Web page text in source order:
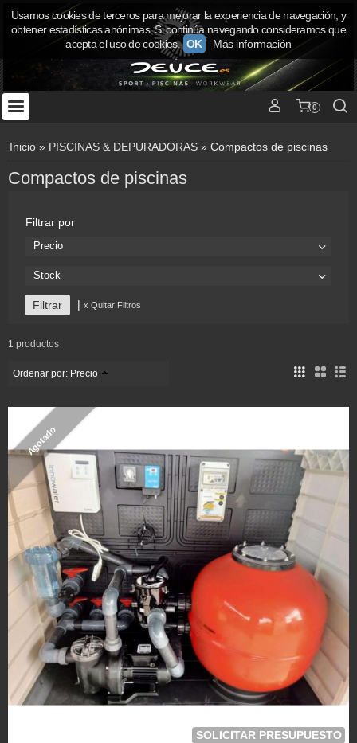
0
Inicio » PISCINAS & DEPURADORAS » Compactos de piscinas
Compactos de piscinas
Filtrar por
Precio
Stock
| x Quitar Filtros
1 productos
Ordenar por: Precio
Agotado
SOLICITAR PRESUPUESTO
Usamos cookies de terceros para mejorar la experiencia de navegación, y
obtener estadísticas anónimas. Si continúa navegando consideramos que
acepta el uso de cookies. OK Más información